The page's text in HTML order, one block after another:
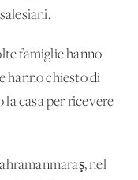
famiglie hanno
hanno chiesto di
casa per ricevere
nel